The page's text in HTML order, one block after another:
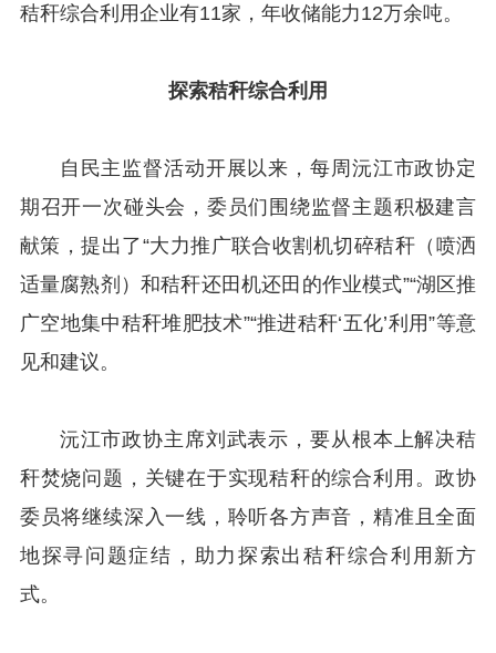
秸秆综合利用企业有11家，年收储能力12万余吨。
探索秸秆综合利用
自民主监督活动开展以来，每周沅江市政协定
期召开一次碰头会，委员们围绕监督主题积极建言
献策，提出了“大力推广联合收割机切碎秸秆（喷洒
适量腐熟剂）和秸秆还田机还田的作业模式”“湖区推
广空地集中秸秆堆肥技术”“推进秸秆‘五化’利用”等意
见和建议。
沅江市政协主席刘武表示，要从根本上解决秸
秆焚烧问题，关键在于实现秸秆的综合利用。政协
委员将继续深入一线，聆听各方声音，精准且全面
地探寻问题症结，助力探索出秸秆综合利用新方
式。